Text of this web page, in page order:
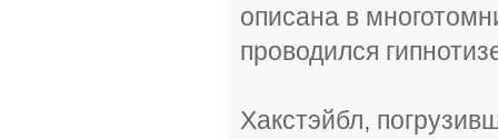
описана в
проводился
Хакстэйбл,